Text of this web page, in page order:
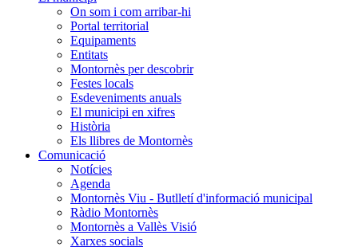
On som i com arribar-hi
Portal territorial
Equipaments
Entitats
Montornès per descobrir
Festes locals
Esdeveniments anuals
El municipi en xifres
Història
Els llibres de Montornès
Comunicació
Notícies
Agenda
Montornès Viu - Butlletí d'informació municipal
Ràdio Montornès
Montornès a Vallès Visió
Xarxes socials